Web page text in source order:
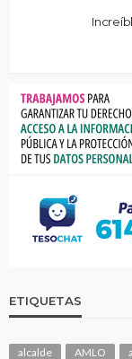
ETIQUETAS
alcalde AMLO